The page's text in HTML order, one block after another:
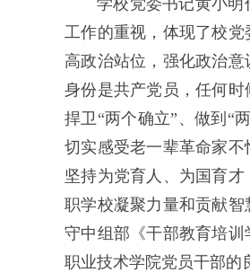
学校党委书记黄小
工作的重视，体现了校
高政治站位，强化政治
身份是共产党员，任何
捍卫“两个确立”、做到“
切实感受老一辈革命家不
坚持为党育人、为国育
职学校凝聚力量和贡献
守中组部《干部教育培
职业技术学院党员干部的